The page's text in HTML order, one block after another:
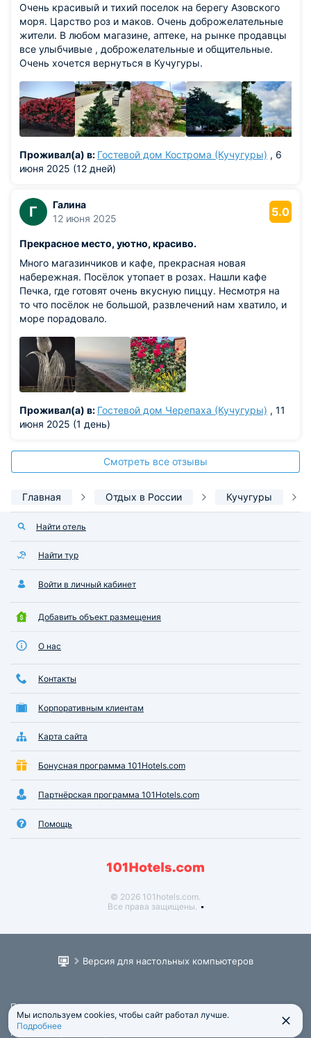
Османское владычество и приход Российской
империи
В середине XIV века геополитическая карта Тамани снова
изменилась: побережье захватило Крымское ханство,
которое вскоре попало в вассальную зависимость от
Османской империи. Почти на три столетия край
превратился в турецкий форпост.
Ситуация изменилась лишь на исходе XVIII столетия, когда
по результатам Русско-турецких войн Крымское ханство
обрело независимость, а вскоре его последний правитель
казачьего заселения южных рубежей.
возрождение
В XX веке Кучугурам пришлось пережить тяжелейшие
потрясения Гражданской войны, ознаменовавшейся
кровопролитными боями Таманской армии осенью 1918
года и мощным партизанским движением. В Великую
Отечественную войну, после героической обороны 1942
года, советские войска оставили полуостров, но уже
осенью 1943 года в ходе Керченско-Эльтигенской
операции враг был окончательно изгнан со
стратегического побережья.
Новейшая история Кучугур — это пример стремительного
мирного возрождения. Отстроившись на древних руинах,
приморскую здравницу, где современная сеть гостевых
домов, отелей и термальных источников гармонично
прошлого.
Очень красивый и тихий поселок на берегу Азовского
моря. Царство роз и маков. Очень доброжелательные
жители. В любом магазине, аптеке, на рынке продавцы
все улыбчивые , доброжелательные и общительные.
Очень хочется вернуться в Кучугуры.
Проживал(а) в: Гостевой дом Кострома (Кучугуры) , 6
июня 2025 (12 дней)
Г
Галина
12 июня 2025
5.0
Прекрасное место, уютно, красиво.
Много магазинчиков и кафе, прекрасная новая
набережная. Посёлок утопает в розах. Нашли кафе
Печка, где готовят очень вкусную пиццу. Несмотря на
то что посёлок не большой, развлечений нам хватило, и
море порадовало.
Проживал(а) в: Гостевой дом Черепаха (Кучугуры) , 11
июня 2025 (1 день)
Смотреть все отзывы
Главная Отдых в России Кучугуры
Найти отель
Найти тур
Войти в личный кабинет
Добавить объект размещения
О нас
Контакты
Корпоративным клиентам
Карта сайта
Бонусная программа 101Hotels.com
Партнёрская программа 101Hotels.com
Помощь
© 2026 101hotels.com.
Все права защищены.
Версия для настольных компьютеров
Пользовательское соглашение
Юридическая информация
Политика обработки персональных данных
Мы используем cookies, чтобы сайт работал лучше.
Подробнее